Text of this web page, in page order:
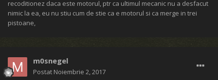
recoditionez daca este motorul, ptr ca ultimul mecanic nu a desfacut
nimic la ea, eu nu stiu cum de stie ca e motorul si ca merge in trei
pistoane,
m0snegel
Postat Noiembrie 2, 2017